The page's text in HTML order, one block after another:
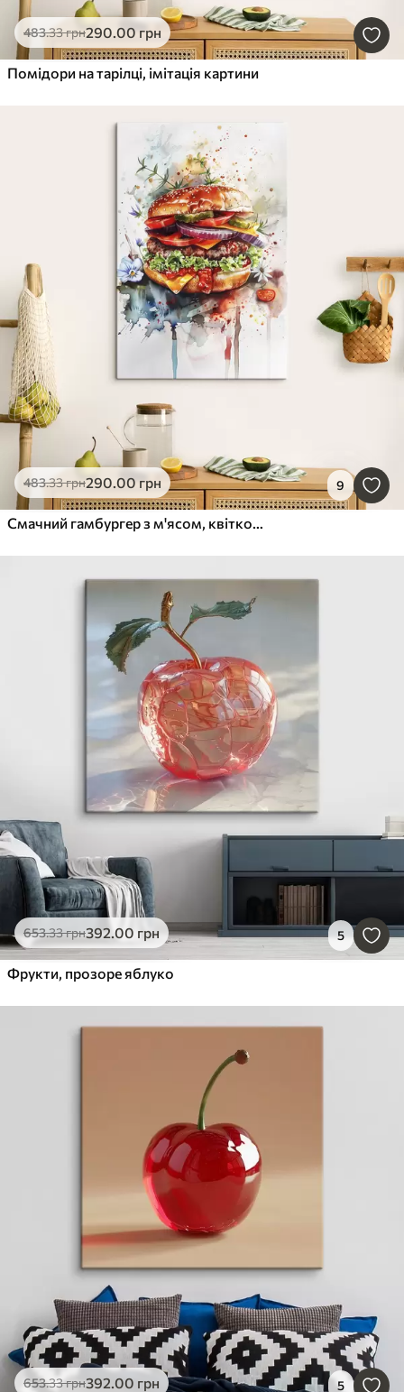
483.33грн290.00грн
Помідори на тарілці, імітація картини
483.33грн290.00грн 9
Смачний гамбургер з м'ясом, квітковим, аквареллю, харчовим мистецтвом
653.33грн392.00 грн 5
Фрукти, прозоре яблуко
653.33грн392.00 грн 5